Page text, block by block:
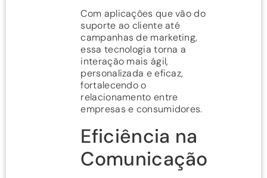
Com aplicações que vão do
suporte ao cliente até
campanhas de marketing,
essa tecnologia torna a
interação mais ágil,
personalizada e eficaz,
fortalecendo o
relacionamento entre
empresas e consumidores.
Eficiência na
Comunicação